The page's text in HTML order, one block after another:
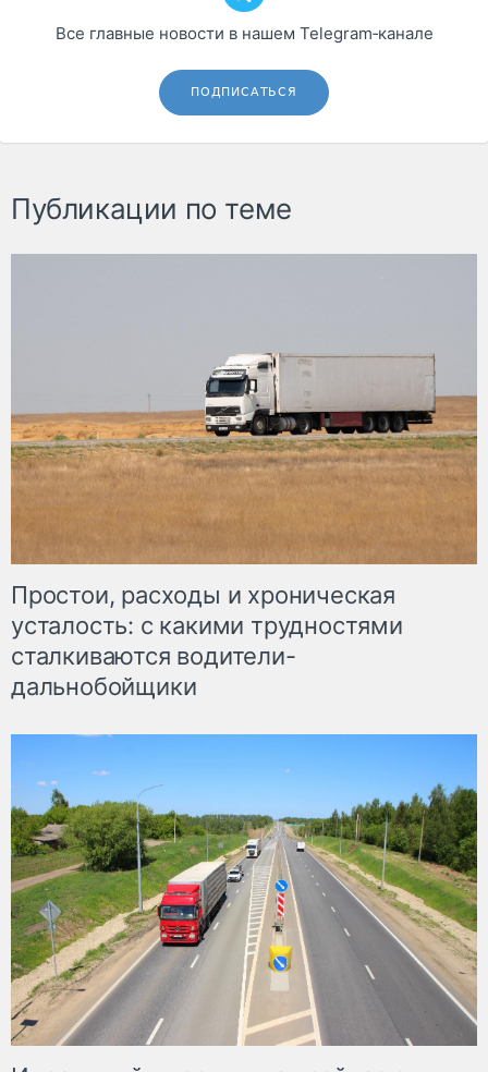
Все главные новости в нашем Telegram‑канале
ПОДПИСАТЬСЯ
Публикации по теме
Простои, расходы и хроническая
усталость: с какими трудностями
сталкиваются водители-
дальнобойщики